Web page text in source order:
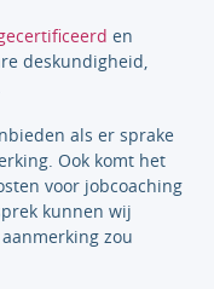
en
deskundigheid,
als er sprake
Ook komt het
voor jobcoaching
kunnen wij
zou